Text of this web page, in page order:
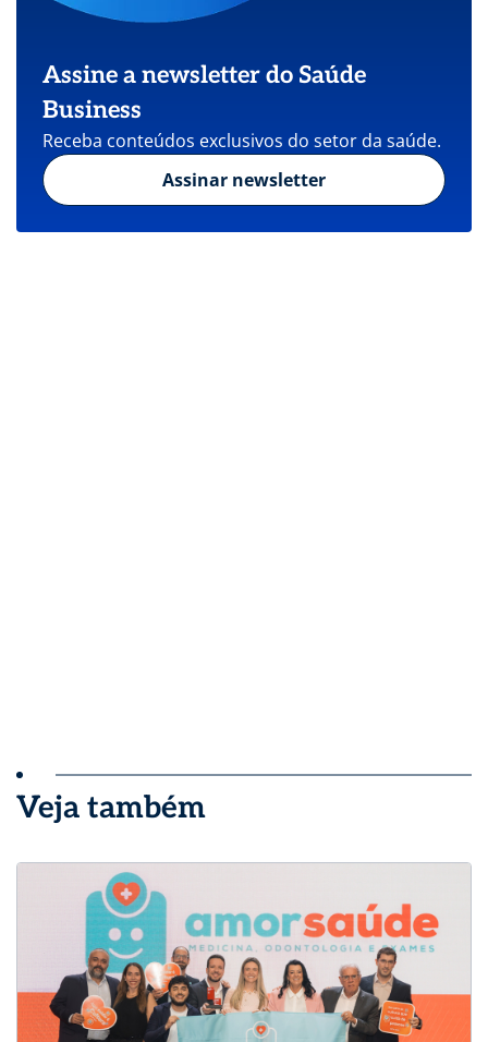
Assine a newsletter do Saúde
Business
Receba conteúdos exclusivos do setor da saúde.
Assinar newsletter
Veja também